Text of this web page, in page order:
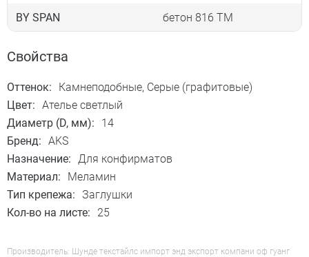
BY SPAN бетон 816 TM
Свойства
Оттенок:
Камнеподобные, Серые (графитовые)
Цвет: Ателье светлый
Диаметр (D, мм):
14
Бренд: AKS
Назначение: Для конфирматов
Материал:
Меламин
Тип крепежа: Заглушки
Кол-во на листе:
25
Производитель: Шунде текстайлс импорт энд экспорт компани оф гуанг